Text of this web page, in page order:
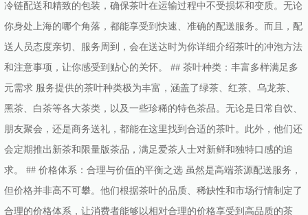
冷链配送和精致的包装，确保茶叶在运输过程中不受损坏和变质。无论
你身处上海的哪个角落，都能享受到快速、准确的配送服务。而且，配
送人员态度亲切、服务周到，会在送达时为你详细介绍茶叶的冲泡方法
和注意事项，让你感受到贴心的关怀。 ## 茶叶种类：丰富多样满足多
元需求 服务提供的茶叶种类极为丰富，涵盖了绿茶、红茶、乌龙茶、
黑茶、白茶等各大茶类，以及一些珍稀的特色茶品。无论是日常自饮、
朋友聚会，还是商务送礼，都能在这里找到合适的茶叶。此外，他们还
会定期推出新茶和限量版茶品，满足爱茶人士对新鲜和独特口感的追
求。 ## 价格体系：合理与价值的平衡之选 虽然是高端茶源配送服务，
但价格并非高不可攀。他们根据茶叶的品质、稀缺性和市场行情制定了
合理的价格体系，让消费者能够以相对合理的价格享受到高品质的茶